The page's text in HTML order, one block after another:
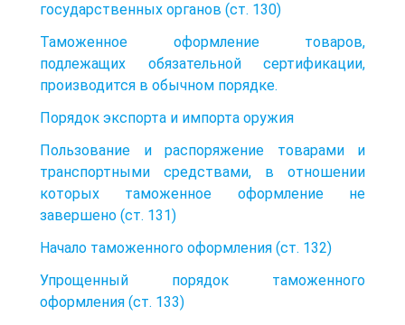
государственных органов (ст. 130)
Таможенное оформление товаров,
подлежащих обязательной сертификации,
производится в обычном порядке.
Порядок экспорта и импорта оружия
Пользование и распоряжение товарами и
транспортными средствами, в отношении
которых таможенное оформление не
завершено (ст. 131)
Начало таможенного оформления (ст. 132)
Упрощенный порядок таможенного
оформления (ст. 133)